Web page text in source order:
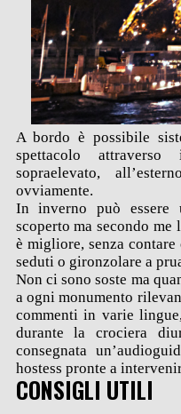
A bordo è possibile
spettacolo
sopraelevato,
ovviamente.
In inverno può essere
scoperto ma secondo
è migliore, senza
seduti o gironzolare a
Non ci sono soste ma
a ogni monumento
commenti in varie
durante la crociera
consegnata
hostess pronte a
CONSIGLI UTILI